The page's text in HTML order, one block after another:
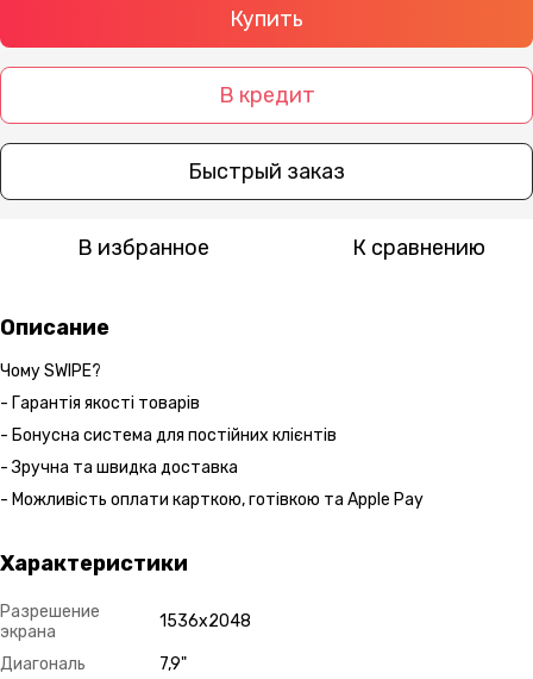
Купить
В кредит
Быстрый заказ
В избранное К сравнению
Описание
Чому SWIPE?
- Гарантія якості товарів
- Бонусна система для постійних клієнтів
- Зручна та швидка доставка
- Можливість оплати карткою, готівкою та Apple Pay
Характеристики
Разрешение
экрана
1536х2048
Диагональ
7,9"